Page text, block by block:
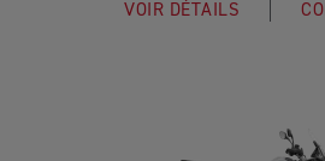
VOIR DÉTAILS